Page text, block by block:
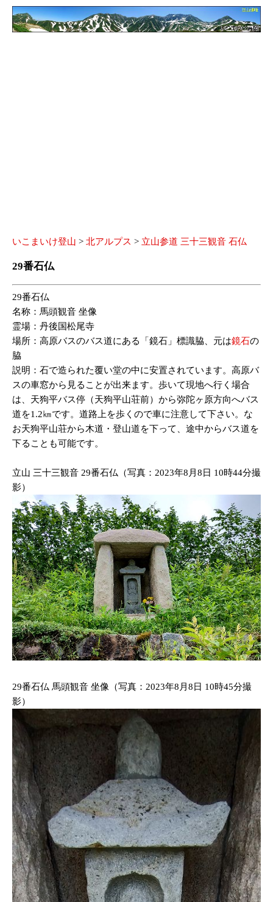
いこまいけ登山 > 北アルプス > 立山参道 三十三観音 石仏
29番石仏
29番石仏
名称：馬頭観音 坐像
霊場：丹後国松尾寺
場所：高原バスのバス道にある「鏡石」標識脇、元は鏡石の
脇
説明：石で造られた覆い堂の中に安置されています。高原バ
スの車窓から見ることが出来ます。歩いて現地へ行く場合
は、天狗平バス停（天狗平山荘前）から弥陀ヶ原方向へバス
道を1.2㎞です。道路上を歩くので車に注意して下さい。な
お天狗平山荘から木道・登山道を下って、途中からバス道を
下ることも可能です。
立山 三十三観音 29番石仏（写真：2023年8月8日 10時44分撮
影）
29番石仏 馬頭観音 坐像（写真：2023年8月8日 10時45分撮
影）